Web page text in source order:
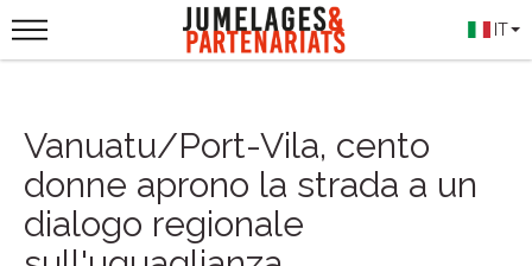
IT
Vanuatu/Port-Vila, cento
donne aprono la strada a un
dialogo regionale